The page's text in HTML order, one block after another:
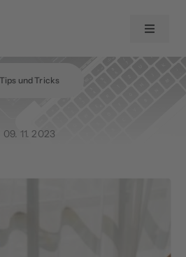
Toggle
Tips und Tricks
09. 11. 2023